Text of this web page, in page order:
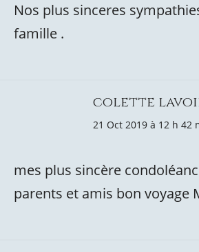
Nos plus sinceres
famille .
colette
21 Oct 2019 à 12 h 42
mes plus sincère
parents et amis bon voyage